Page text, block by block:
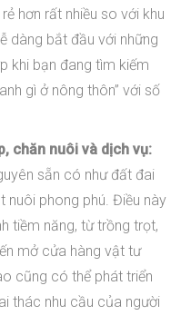
hơn rất nhiều so với khu
dàng bắt đầu với những
khi bạn đang tìm kiếm
gì ở nông thôn” với số
chăn nuôi và dịch vụ:
sẵn có như đất đai
nuôi phong phú. Điều này
tiềm năng, từ trồng trọt,
mở cửa hàng vật tư
cũng có thể phát triển
thác nhu cầu của người